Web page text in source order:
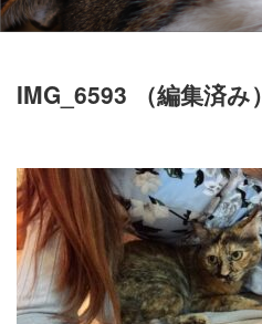
IMG_6593 （編集済み）
料金
里親について
お問い合わせ